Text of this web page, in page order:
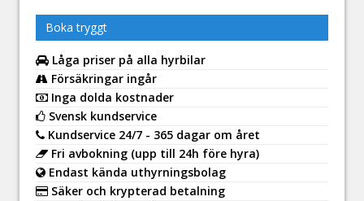
Boka tryggt
Låga priser på alla hyrbilar
Försäkringar ingår
Inga dolda kostnader
Svensk kundservice
Kundservice 24/7 - 365 dagar om året
Fri avbokning (upp till 24h före hyra)
Endast kända uthyrningsbolag
Säker och krypterad betalning